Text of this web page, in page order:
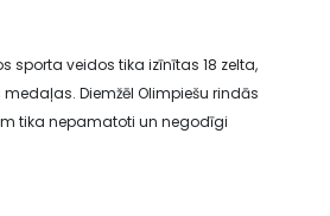
sporta veidos tika izīnītas 18 zelta,
Diemžēl Olimpiešu rindās
tika nepamatoti un negodīgi